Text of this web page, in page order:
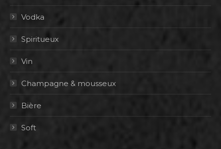
Vodka
Spiritueux
Vin
Champagne & mousseux
Bière
Soft